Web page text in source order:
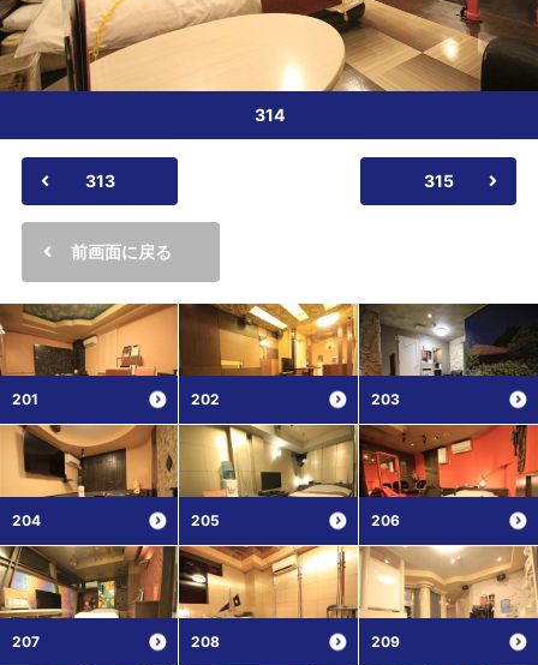
314
313 315
前画面に戻る
201 202 203
204 205 206
207 208 209